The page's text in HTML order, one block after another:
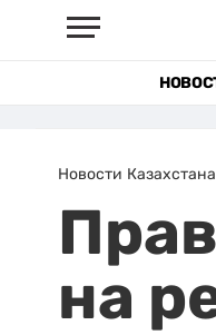
Новости Казахстана
на